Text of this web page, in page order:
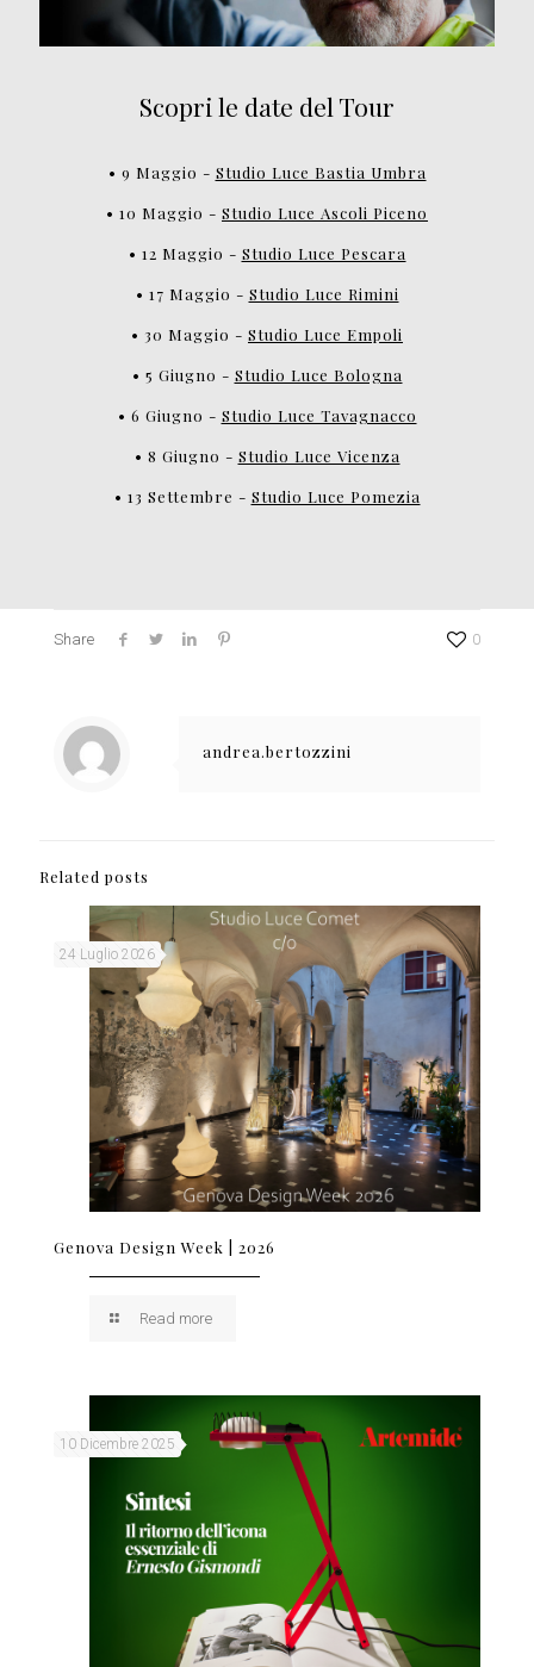
Scopri le date del Tour
• 9 Maggio - Studio Luce Bastia Umbra
• 10 Maggio - Studio Luce Ascoli Piceno
• 12 Maggio - Studio Luce Pescara
• 17 Maggio - Studio Luce Rimini
• 30 Maggio - Studio Luce Empoli
• 5 Giugno - Studio Luce Bologna
• 6 Giugno - Studio Luce Tavagnacco
• 8 Giugno - Studio Luce Vicenza
• 13 Settembre - Studio Luce Pomezia
Share 0
andrea.bertozzini
Related posts
24 Luglio 2026
Genova Design Week | 2026
Read more
10 Dicembre 2025